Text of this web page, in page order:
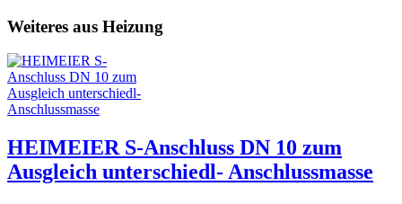
Weiteres aus Heizung
HEIMEIER S-Anschluss DN 10 zum
Ausgleich unterschiedl- Anschlussmasse